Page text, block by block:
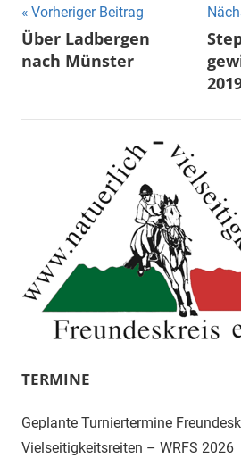
Beitragsnavigation
Vorheriger Beitrag
Über Ladbergen
nach Münster
TERMINE
Geplante Turniertermine
Vielseitigkeitsreiten – WRFS 2026